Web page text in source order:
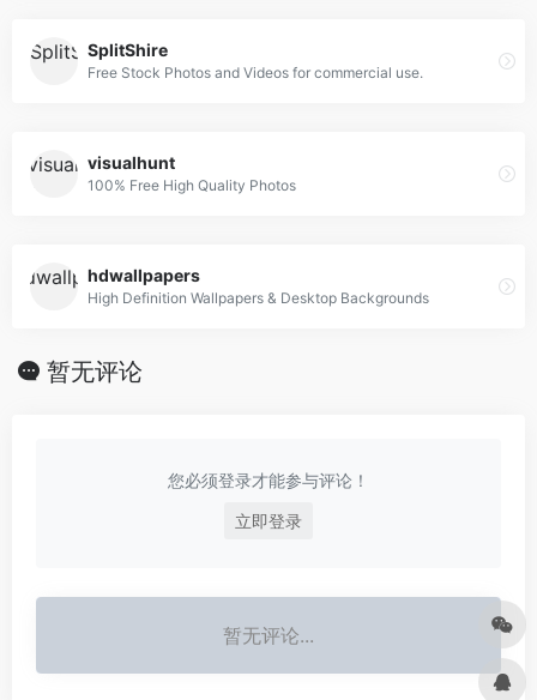
SplitShire
Free Stock Photos and Videos for commercial use.
visualhunt
100% Free High Quality Photos
hdwallpapers
High Definition Wallpapers & Desktop Backgrounds
暂无评论
您必须登录才能参与评论！
立即登录
暂无评论...